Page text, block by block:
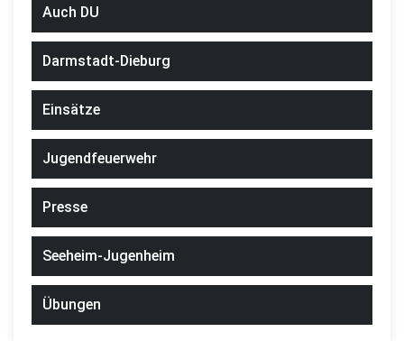
Auch DU
Darmstadt-Dieburg
Einsätze
Jugendfeuerwehr
Presse
Seeheim-Jugenheim
Übungen